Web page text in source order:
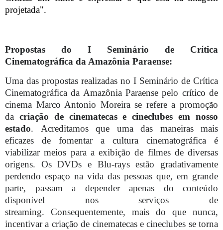
projetada".
Propostas do I Seminário de Crítica
Cinematográfica da Amazônia Paraense:
Uma das propostas realizadas no I Seminário de Crítica
Cinematográfica da Amazônia Paraense pelo crítico de
cinema Marco Antonio Moreira se refere a promoção
da criação de cinematecas e cineclubes em nosso
estado. Acreditamos que uma das maneiras mais
eficazes de fomentar a cultura cinematográfica é
viabilizar meios para a exibição de filmes de diversas
origens. Os DVDs e Blu-rays estão gradativamente
perdendo espaço na vida das pessoas que, em grande
parte, passam a depender apenas do conteúdo
disponível nos serviços de
streaming. Consequentemente, mais do que nunca,
incentivar a criação de cinematecas e cineclubes se torna